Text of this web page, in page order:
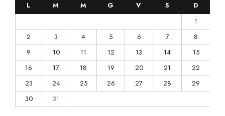
L M M G V S
D
1
2
3 4 5 6 7
8
9
10 11 12 13 14
15
16
17 18 19 20 21
22
23
24 25 26 27 28
29
30
31